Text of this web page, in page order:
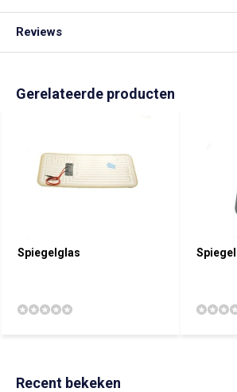
Reviews
Gerelateerde producten
Spiegelglas
Recent bekeken